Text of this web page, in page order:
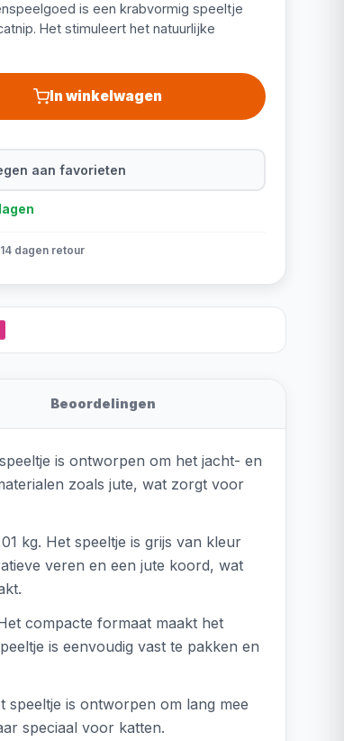
is een krabvormig speeltje
Het stimuleert het natuurlijke
In winkelwagen
aan favorieten
14 dagen retour
Beoordelingen
is ontworpen om het jacht- en
zoals jute, wat zorgt voor
kg. Het speeltje is grijs van kleur
veren en een jute koord, wat
compacte formaat maakt het
is eenvoudig vast te pakken en
speeltje is ontworpen om lang mee
speciaal voor katten.